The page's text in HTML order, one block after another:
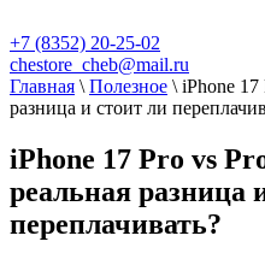
+7 (8352) 20-25-02
chestore_cheb@mail.ru
Главная \ Полезное \ iPhone 17
разница и стоит ли
iPhone 17 Pro vs
реальная разница
переплачивать?